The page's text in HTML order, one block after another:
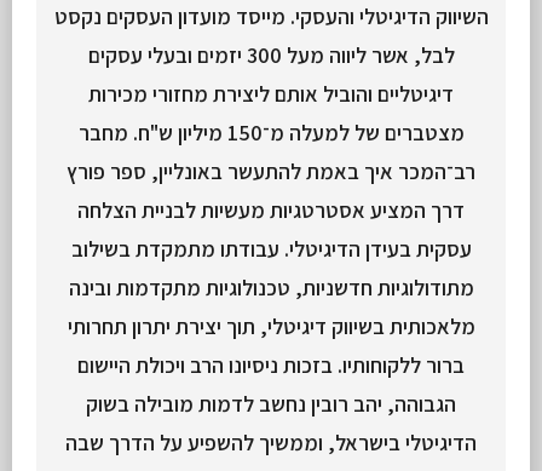
השיווק הדיגיטלי והעסקי. מייסד מועדון העסקים נקסט
לבל, אשר ליווה מעל 300 יזמים ובעלי עסקים
דיגיטליים והוביל אותם ליצירת מחזורי מכירות
מצטברים של למעלה מ־150 מיליון ש"ח. מחבר
רב־המכר איך באמת להתעשר באונליין, ספר פורץ
דרך המציע אסטרטגיות מעשיות לבניית הצלחה
עסקית בעידן הדיגיטלי. עבודתו מתמקדת בשילוב
מתודולוגיות חדשניות, טכנולוגיות מתקדמות ובינה
מלאכותית בשיווק דיגיטלי, תוך יצירת יתרון תחרותי
ברור ללקוחותיו. בזכות ניסיונו הרב ויכולת היישום
הגבוהה, יהב רובין נחשב לדמות מובילה בשוק
הדיגיטלי בישראל, וממשיך להשפיע על הדרך שבה